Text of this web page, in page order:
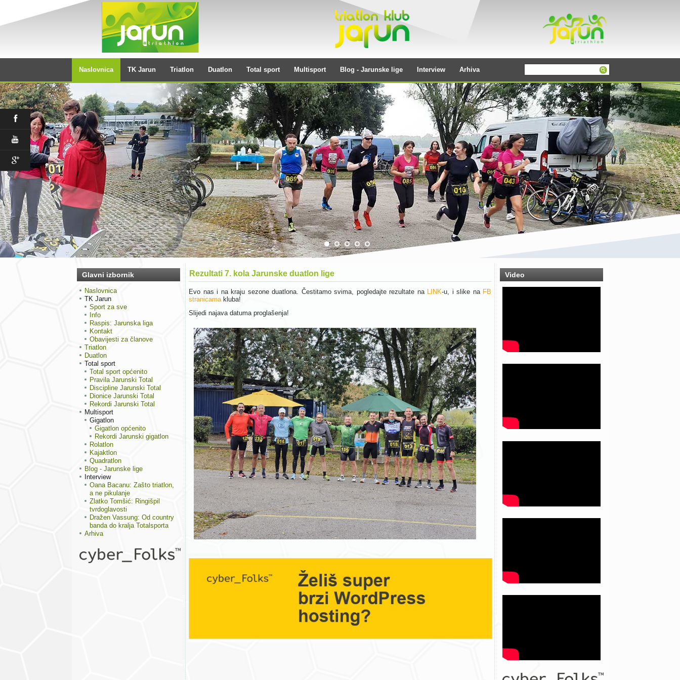
Naslovnica TK Jarun Triatlon Duatlon Total sport Multisport Blog - Jarunske lige Interview Arhiva
Glavni izbornik
Naslovnica
TK Jarun
Sport za sve
Info
Raspis: Jarunska liga
Kontakt
Obavijesti za članove
Triatlon
Duatlon
Total sport
Total sport općenito
Pravila Jarunski Total
Discipline Jarunski Total
Dionice Jarunski Total
Rekordi Jarunski Total
Multisport
Gigatlon
Gigatlon općenito
Rekordi Jarunski gigatlon
Rolatlon
Kajaktlon
Quadratlon
Blog - Jarunske lige
Interview
Oana Bacanu: Zašto triatlon,
a ne pikulanje
Zlatko Tomšić: Ringišpil
tvrdoglavosti
Dražen Vassung: Od country
banda do kralja Totalsporta
Arhiva
Rezultati 7. kola Jarunske duatlon lige
Evo nas i na kraju sezone duatlona. Čestitamo svima, pogledajte rezultate na LINK-u, i slike na FB
stranicamakluba!
Slijedi najava datuma proglašenja!
Video